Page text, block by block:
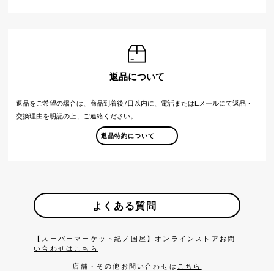
返品について
返品をご希望の場合は、商品到着後7日以内に、電話またはEメールにて返品・
交換理由を明記の上、ご連絡ください。
返品特約について
よくある質問
【スーパーマーケット紀ノ国屋】オンラインストアお問
い合わせはこちら
店舗・その他お問い合わせは こちら